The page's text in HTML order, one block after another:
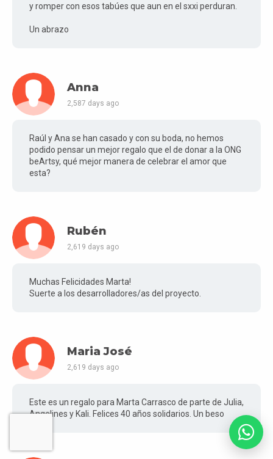
y romper con esos tabúes que aun en el sxxi perduran.
Un abrazo
Anna
2,587 days ago
Raúl y Ana se han casado y con su boda, no hemos
podido pensar un mejor regalo que el de donar a la ONG
beArtsy, qué mejor manera de celebrar el amor que
esta?
Rubén
2,619 days ago
Muchas Felicidades Marta!
Suerte a los desarrolladores/as del proyecto.
Maria José
2,619 days ago
Este es un regalo para Marta Carrasco de parte de Julia,
Angelines y Kali. Felices 40 años solidarios. Un beso